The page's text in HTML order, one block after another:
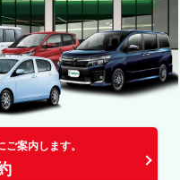
案内します。